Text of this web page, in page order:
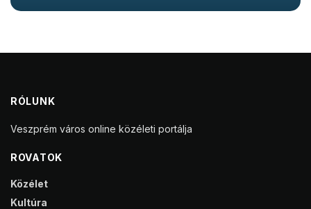
RÓLUNK
Veszprém város online közéleti portálja
ROVATOK
Közélet
Kultúra